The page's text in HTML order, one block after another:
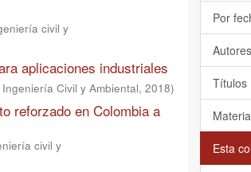
civil y
aplicaciones industriales
Civil y Ambiental, 2018)
reforzado en Colombia a
civil y
Por
Autores
Títulos
Esta